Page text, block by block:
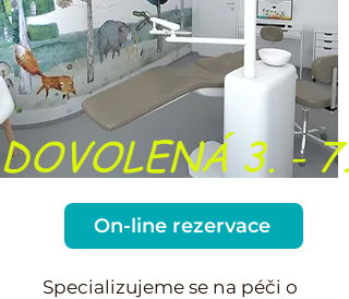
DOVOLENÁ 3.
On-line rezervace
Specializujeme se na péči o